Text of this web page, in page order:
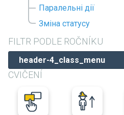
Паралельні дії
Зміна статусу
FILTR PODLE ROČNÍKU
CVIČENÍ